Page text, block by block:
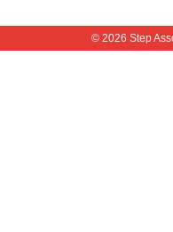
© 2026 Step